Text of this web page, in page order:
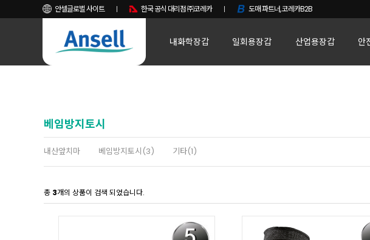
안셀글로벌 사이트 한국 공식 대리점 ㈜코레카 도매 파트너, 코레카B2B
내화학장갑 일회용장갑 산업용장갑 안
베임방지토시
내산앞치마 베임방지토시(3) 기타(1)
총 3개의 상품이 검색 되었습니다.